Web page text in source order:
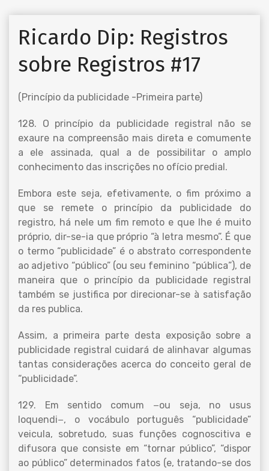
Ricardo Dip: Registros
sobre Registros #17
(Princípio da publicidade -Primeira parte)
128. O princípio da publicidade registral não se
exaure na compreensão mais direta e comumente
a ele assinada, qual a de possibilitar o amplo
conhecimento das inscrições no ofício predial.
Embora este seja, efetivamente, o fim próximo a
que se remete o princípio da publicidade do
registro, há nele um fim remoto e que lhe é muito
próprio, dir-se-ia que próprio “à letra mesmo”. É que
o termo “publicidade” é o abstrato correspondente
ao adjetivo “público” (ou seu feminino “pública”), de
maneira que o princípio da publicidade registral
também se justifica por direcionar-se à satisfação
da res publica.
Assim, a primeira parte desta exposição sobre a
publicidade registral cuidará de alinhavar algumas
tantas considerações acerca do conceito geral de
“publicidade”.
129. Em sentido comum −ou seja, no usus
loquendi−, o vocábulo português “publicidade”
veicula, sobretudo, suas funções cognoscitiva e
difusora que consiste em “tornar público”, “dispor
ao público” determinados fatos (e, tratando-se dos